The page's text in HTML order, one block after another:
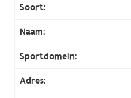
Soort:
Naam:
Sportdomein:
Adres: